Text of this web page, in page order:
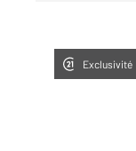
Exclusivité